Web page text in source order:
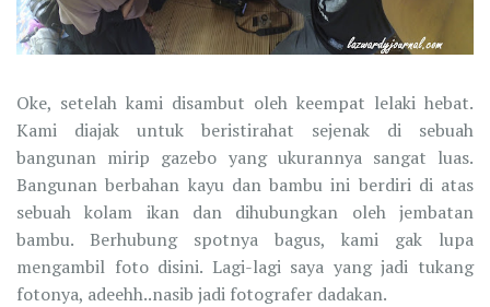
Oke, setelah kami disambut oleh keempat lelaki hebat.
Kami diajak untuk beristirahat sejenak di sebuah
bangunan mirip gazebo yang ukurannya sangat luas.
Bangunan berbahan kayu dan bambu ini berdiri di atas
sebuah kolam ikan dan dihubungkan oleh jembatan
bambu. Berhubung spotnya bagus, kami gak lupa
mengambil foto disini. Lagi-lagi saya yang jadi tukang
fotonya, adeehh..nasib jadi fotografer dadakan.